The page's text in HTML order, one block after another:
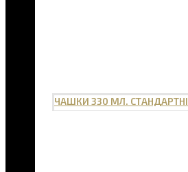
ЧАШКИ 330 МЛ. СТАНДАРТНІ